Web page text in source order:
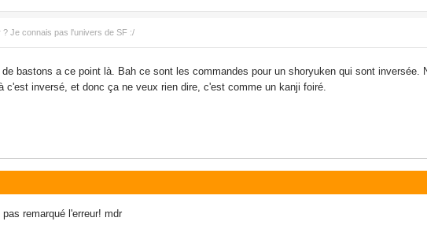
Je connais pas l'univers de SF :/
bastons a ce point là. Bah ce sont les commandes pour un shoryuken qui sont
c'est inversé, et donc ça ne veux rien dire, c'est comme un kanji foiré.
remarqué l'erreur! mdr